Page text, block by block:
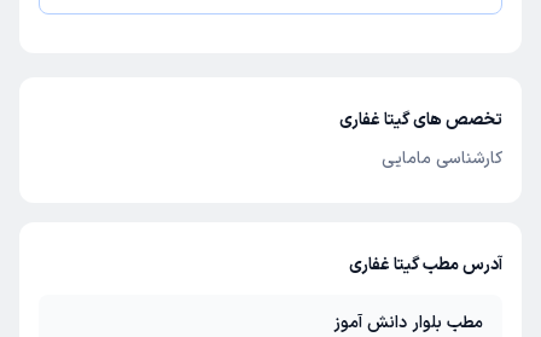
تخصص های گیتا غفاری
کارشناسی مامایی
آدرس مطب گیتا غفاری
مطب بلوار دانش آموز